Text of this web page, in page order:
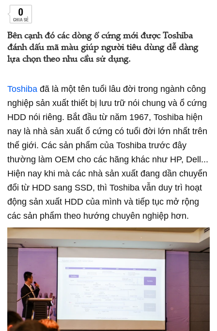
0
CHIA SẺ
Bên cạnh đó các dòng ổ cứng mới được Toshiba
đánh dấu mã màu giúp người tiêu dùng dễ dàng
lựa chọn theo nhu cầu sử dụng.
Toshiba đã là một tên tuổi lâu đời trong ngành công
nghiệp sản xuất thiết bị lưu trữ nói chung và ổ cứng
HDD nói riêng. Bắt đầu từ năm 1967, Toshiba hiện
nay là nhà sản xuất ổ cứng có tuổi đời lớn nhất trên
thế giới. Các sản phẩm của Toshiba trước đây
thường làm OEM cho các hãng khác như HP, Dell...
Hiện nay khi mà các nhà sản xuất đang dần chuyển
đổi từ HDD sang SSD, thì Toshiba vẫn duy trì hoạt
động sản xuất HDD của mình và tiếp tục mở rộng
các sản phẩm theo hướng chuyên nghiệp hơn.